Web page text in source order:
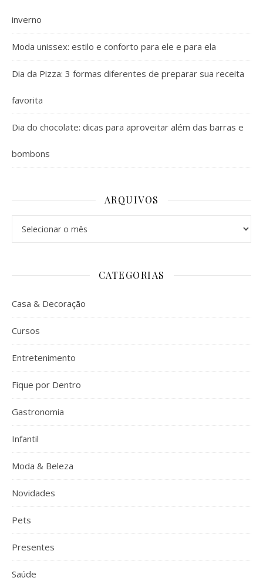
inverno
Moda unissex: estilo e conforto para ele e para ela
Dia da Pizza: 3 formas diferentes de preparar sua receita
favorita
Dia do chocolate: dicas para aproveitar além das barras e
bombons
ARQUIVOS
CATEGORIAS
Casa & Decoração
Cursos
Entretenimento
Fique por Dentro
Gastronomia
Infantil
Moda & Beleza
Novidades
Pets
Presentes
Saúde